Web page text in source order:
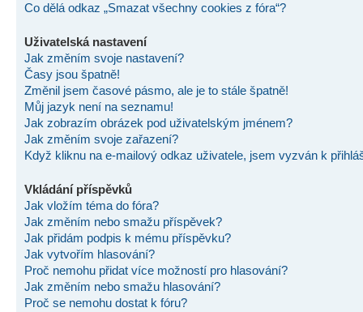
Co dělá odkaz „Smazat všechny cookies z fóra“?
Uživatelská nastavení
Jak změním svoje nastavení?
Časy jsou špatně!
Změnil jsem časové pásmo, ale je to stále špatně!
Můj jazyk není na seznamu!
Jak zobrazím obrázek pod uživatelským jménem?
Jak změním svoje zařazení?
Když kliknu na e-mailový odkaz uživatele, jsem vyzván k
Vkládání příspěvků
Jak vložím téma do fóra?
Jak změním nebo smažu příspěvek?
Jak přidám podpis k mému příspěvku?
Jak vytvořím hlasování?
Proč nemohu přidat více možností pro hlasování?
Jak změním nebo smažu hlasování?
Proč se nemohu dostat k fóru?